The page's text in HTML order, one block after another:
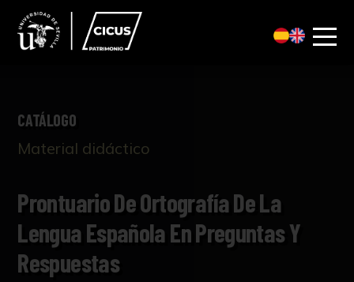
CATÁLOGO
Material didáctico
Prontuario De Ortografía De La
Lengua Española En Preguntas Y
Respuestas